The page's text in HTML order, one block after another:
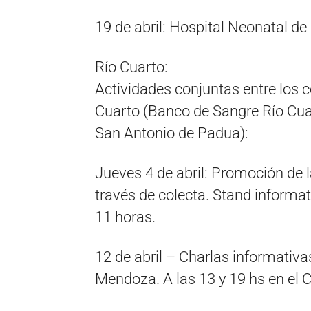
19 de abril: Hospital Neonatal
Río Cuarto:
Actividades conjuntas entre los
Cuarto (Banco de Sangre Río
San Antonio de Padua):
Jueves 4 de abril: Promoción de
través de colecta. Stand
11 horas.
12 de abril – Charlas
Mendoza. A las 13 y 19 hs en el